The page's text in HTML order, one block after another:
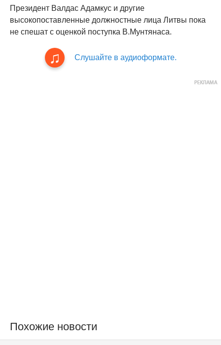
Президент Валдас Адамкус и другие
высокопоставленные должностные лица Литвы пока
не спешат с оценкой поступка В.Мунтянаса.
Слушайте в аудиоформате.
Похожие новости